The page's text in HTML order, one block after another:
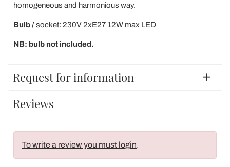
homogeneous and harmonious way.
Bulb /socket: 230V 2xE27 12W max LED
NB: bulb not included.
Request for information
Reviews
To write a review you must login.